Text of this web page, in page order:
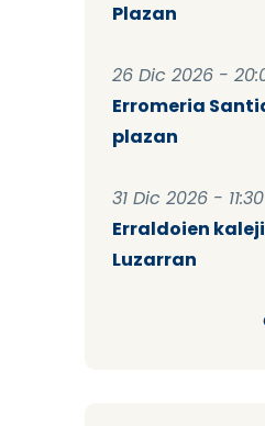
Plazan
26 Dic 2026 -
Erromeria
plazan
31 Dic 2026 - 11:30
Erraldoien
Luzarran